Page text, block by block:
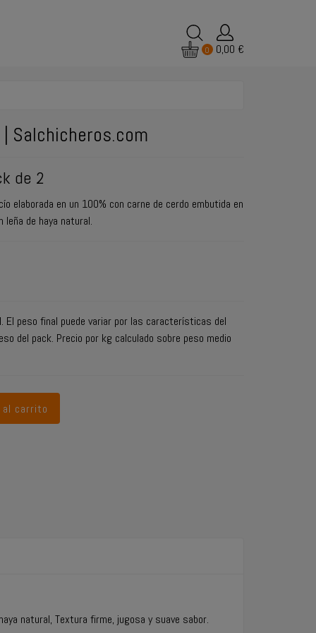
0 0,00 €
Salchicheros.com
de 2
elaborada en un 100% con carne de cerdo embutida en
leña de haya natural.
El peso final puede variar por las características del
del pack. Precio por kg calculado sobre peso medio
al carrito
natural, Textura firme, jugosa y suave sabor.